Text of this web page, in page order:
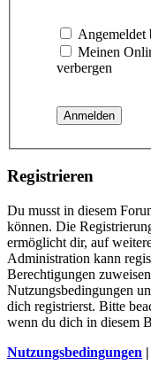
Angemeldet
Meinen
verbergen
Registrieren
Du musst in diesem
können. Die
ermöglicht dir, auf
Administration kann
Berechtigungen
Nutzungsbedingungen
dich registrierst. Bitte
wenn du dich in diesem
Nutzungsbedingungen |